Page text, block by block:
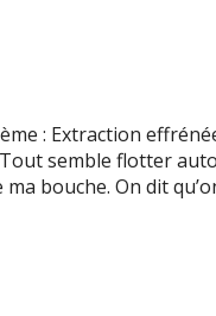
: Extraction
semble flotter
bouche. On dit